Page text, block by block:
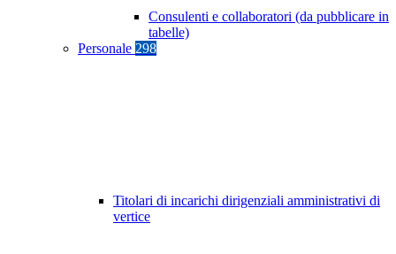
Consulenti e collaboratori (da pubblicare in
tabelle)
Personale 298
Titolari di incarichi dirigenziali amministrativi di
vertice